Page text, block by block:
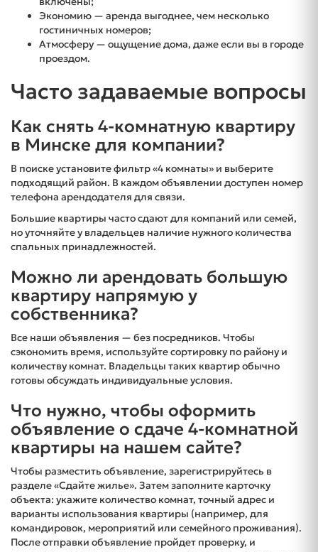
Экономию — аренда выгоднее, чем несколько
гостиничных номеров;
Атмосферу — ощущение дома, даже если вы в городе
проездом.
Часто задаваемые вопросы
Как снять 4-комнатную квартиру
в Минске для компании?
В поиске установите фильтр «4 комнаты» и выберите
подходящий район. В каждом объявлении доступен номер
телефона арендодателя для связи.
Большие квартиры часто сдают для компаний или семей,
но уточняйте у владельцев наличие нужного количества
спальных принадлежностей.
Можно ли арендовать большую
квартиру напрямую у
собственника?
Все наши объявления — без посредников. Чтобы
сэкономить время, используйте сортировку по району и
количеству комнат. Владельцы таких квартир обычно
готовы обсуждать индивидуальные условия.
Что нужно, чтобы оформить
объявление о сдаче 4-комнатной
квартиры на нашем сайте?
Чтобы разместить объявление, зарегистрируйтесь в
разделе «Сдайте жилье». Затем заполните карточку
объекта: укажите количество комнат, точный адрес и
варианты использования квартиры (например, для
командировок, мероприятий или семейного проживания).
После отправки объявление пройдет проверку, и